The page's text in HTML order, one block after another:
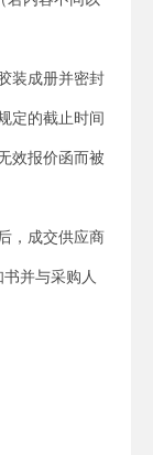
装成册并密封
定的截止时间
效报价函而被
，成交供应商
并与采购人